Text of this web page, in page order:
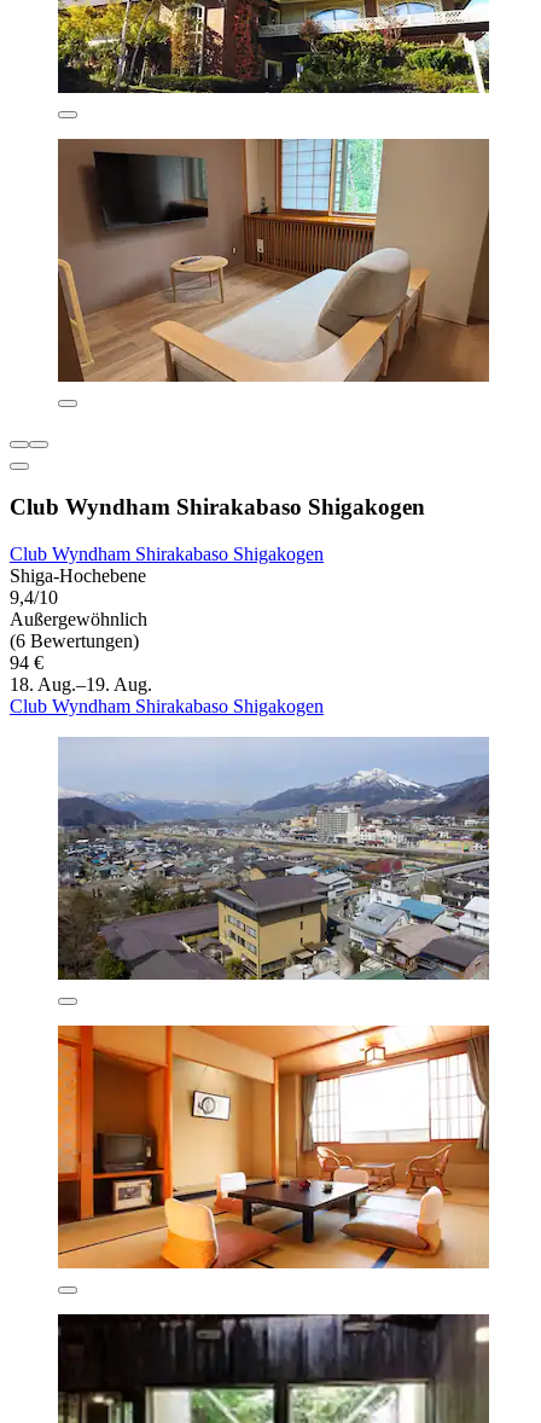
Club Wyndham Shirakabaso Shigakogen
Club Wyndham Shirakabaso Shigakogen
Shiga-Hochebene
9,4/10
Außergewöhnlich
(6 Bewertungen)
94 €
18. Aug.–19. Aug.
Club Wyndham Shirakabaso Shigakogen